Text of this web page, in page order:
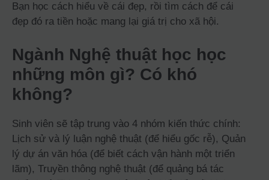
Bạn học cách hiểu về cái đẹp, rồi tìm cách để cái
đẹp đó ra tiền hoặc mang lại giá trị cho xã hội.
Ngành Nghệ thuật học học
những môn gì? Có khó
không?
Sinh viên sẽ tập trung vào 4 nhóm kiến thức chính:
Lịch sử và lý luận nghệ thuật (để hiểu gốc rễ), Quản
lý dự án văn hóa (để biết cách vận hành một triển
lãm), Truyền thông nghệ thuật (để quảng bá tác